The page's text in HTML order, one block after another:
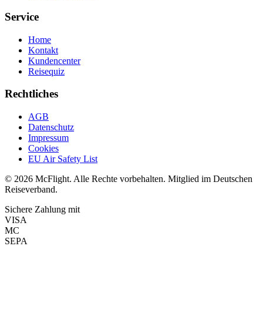
Service
Home
Kontakt
Kundencenter
Reisequiz
Rechtliches
AGB
Datenschutz
Impressum
Cookies
EU Air Safety List
© 2026 McFlight. Alle Rechte vorbehalten. Mitglied im Deutschen
Reiseverband.
Sichere Zahlung mit
VISA
MC
SEPA